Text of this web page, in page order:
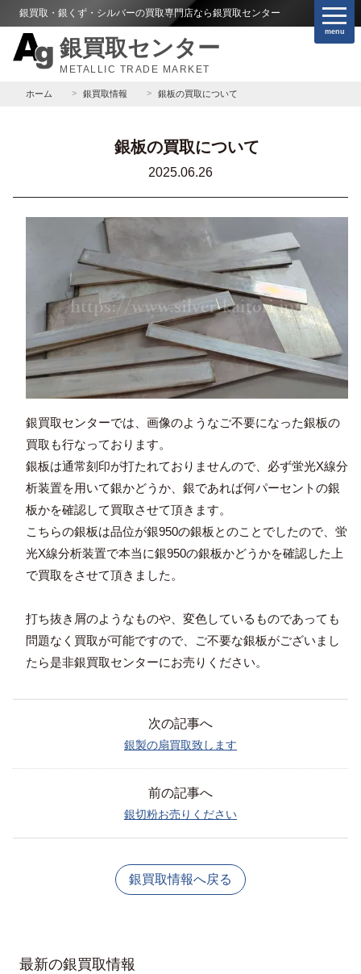
銀買取・銀くず・シルバーの買取専門店なら銀買取センター
銀買取センター
METALLIC TRADE MARKET
menu
ホーム 銀買取情報 銀板の買取について
銀板の買取について
2025.06.26
銀買取センターでは、画像のようなご不要になった銀板の
買取も行なっております。
銀板は通常刻印が打たれておりませんので、必ず蛍光X線分
析装置を用いて銀かどうか、銀であれば何パーセントの銀
板かを確認して買取させて頂きます。
こちらの銀板は品位が銀950の銀板とのことでしたので、蛍
光X線分析装置で本当に銀950の銀板かどうかを確認した上
で買取をさせて頂きました。
打ち抜き屑のようなものや、変色しているものであっても
問題なく買取が可能ですので、ご不要な銀板がございまし
たら是非銀買取センターにお売りください。
次の記事へ
銀製の扇買取致します
前の記事へ
銀切粉お売りください
銀買取情報へ戻る
最新の銀買取情報